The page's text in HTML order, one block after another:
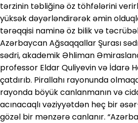
tərzinin təbliğinə öz töhfələrini
yüksək dəyərləndirərək əmin
tərəqqisi naminə öz bilik və
Azərbaycan Ağsaqqallar Şurası
sədri, akademik Əhliman
professor Eldar Quliyevin və İdarə
çatdırıb. Pirallahı rayonunda
rayonda böyük canlanmanın və
acınacaqlı vəziyyətdən heç bir
gözəl bir mənzərə canlanır.